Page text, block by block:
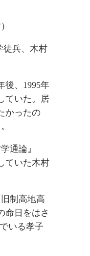
徒兵、木村
後、1995年
ていた。居
かったの
通論』
ていた木村
制高地高
命日をはさ
いる孝子